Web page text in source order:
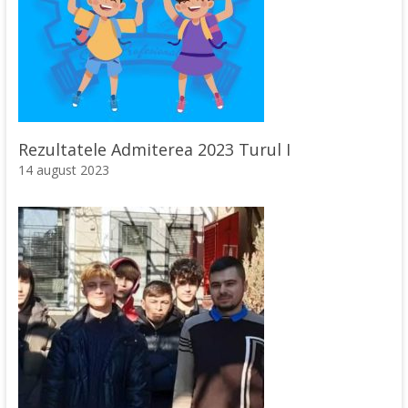
Rezultatele Admiterea 2023 Turul I
14 august 2023